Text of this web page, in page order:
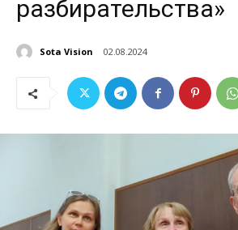
разбирательства»
Sota Vision 02.08.2024